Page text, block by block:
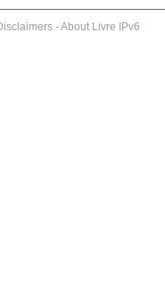
-About Livre IPv6